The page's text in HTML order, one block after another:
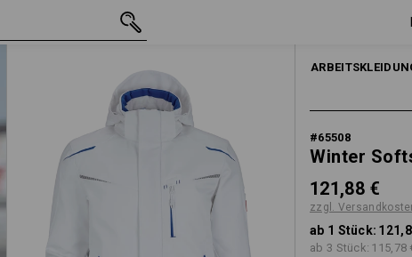
#65508
Winter
121,88 €
zzgl.
ab 1 Stück:
ab 3 Stück: 115,78
S